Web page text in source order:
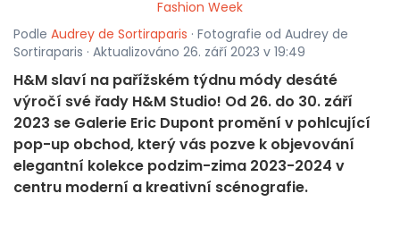
Fashion Week
Podle Audrey de Sortiraparis · Fotografie od Audrey de
Sortiraparis · Aktualizováno 26. září 2023 v 19:49
H&M slaví na pařížském týdnu módy desáté
výročí své řady H&M Studio! Od 26. do 30. září
2023 se Galerie Eric Dupont promění v pohlcující
pop-up obchod, který vás pozve k objevování
elegantní kolekce podzim-zima 2023-2024 v
centru moderní a kreativní scénografie.